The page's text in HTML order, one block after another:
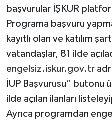
başvurular İŞKUR
Programa başvuru
kayıtlı olan ve katılım
vatandaşlar, 81 ilde
engelsiz.iskur.gov.tr
İUP Başvurusu” butonu
ilde açılan ilanları
Ayrıca programdan